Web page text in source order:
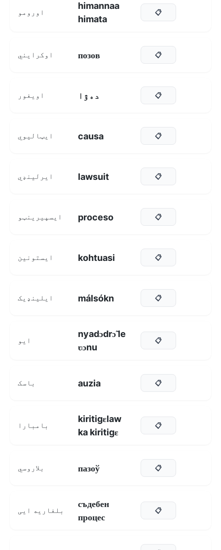
اورومو
himannaa
himata
📋
اوکرایني позов 📋
اویغور دەۋا 📋
ایټالیوي causa 📋
ایرلینډي lawsuit 📋
ایسپیرینټو proceso 📋
ایستونین kohtuasi 📋
ایلینډیک málsókn 📋
ایو
nyadɔdrɔ̃ le
ʋɔnu
📋
باسک auzia 📋
بامبارا
kiritigɛlaw
ka kiritigɛ
📋
بلاروسي пазоў 📋
بلغاریه ایی
съдебен
процес
📋